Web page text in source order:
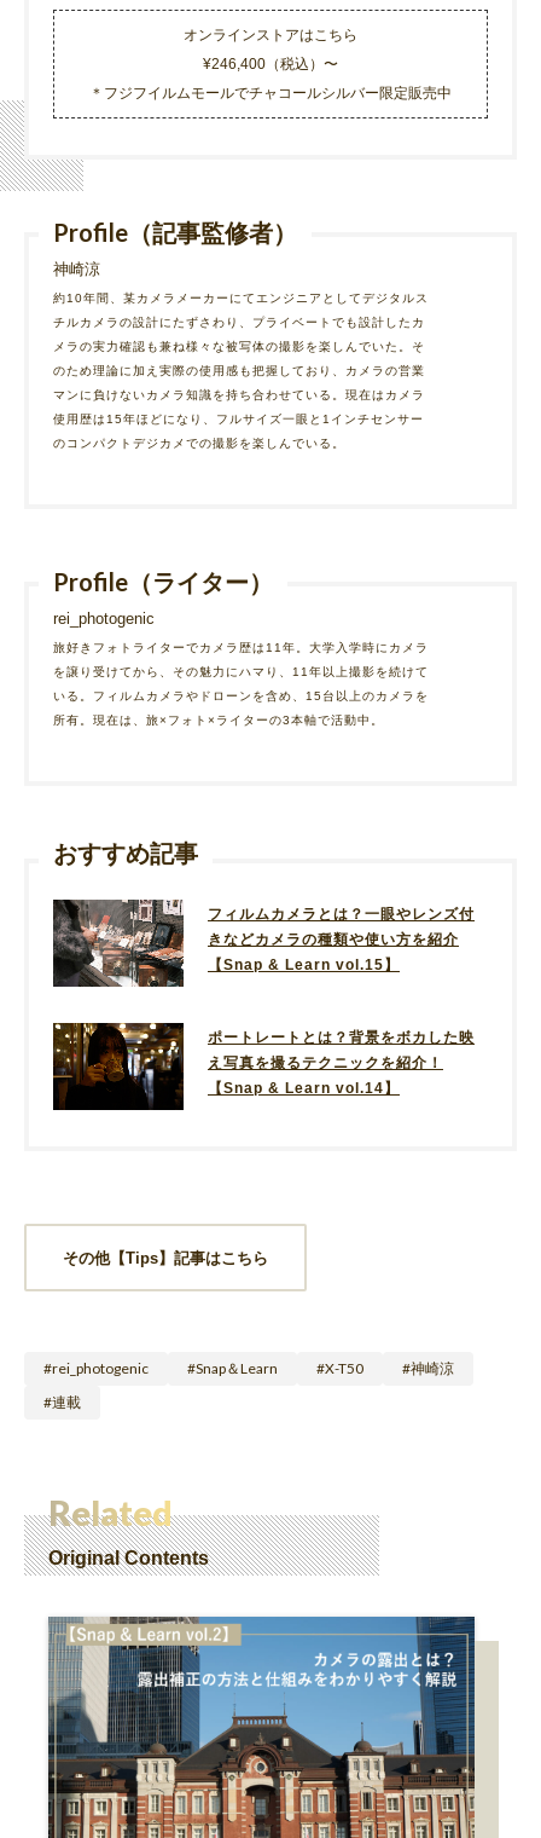
オンラインストアはこちら
¥246,400（税込）〜
＊フジフイルムモールでチャコールシルバー限定販売中
Profile（記事監修者）
神崎涼
約10年間、某カメラメーカーにてエンジニアとしてデジタルス
チルカメラの設計にたずさわり、プライベートでも設計したカ
メラの実力確認も兼ね様々な被写体の撮影を楽しんでいた。そ
のため理論に加え実際の使用感も把握しており、カメラの営業
マンに負けないカメラ知識を持ち合わせている。現在はカメラ
使用歴は15年ほどになり、フルサイズ一眼と1インチセンサー
のコンパクトデジカメでの撮影を楽しんでいる。
Profile（ライター）
rei_photogenic
旅好きフォトライターでカメラ歴は11年。大学入学時にカメラ
を譲り受けてから、その魅力にハマり、11年以上撮影を続けて
いる。フィルムカメラやドローンを含め、15台以上のカメラを
所有。現在は、旅×フォト×ライターの3本軸で活動中。
おすすめ記事
フィルムカメラとは？一眼やレンズ付
きなどカメラの種類や使い方を紹介
【Snap & Learn vol.15】
ポートレートとは？背景をボカした映
え写真を撮るテクニックを紹介！
【Snap & Learn vol.14】
その他【Tips】記事はこちら
rei_photogenic Snap＆Learn X-T50
神崎涼
連載
Related
Original Contents